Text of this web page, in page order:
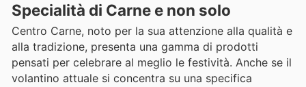
Specialità di Carne e non solo
Centro Carne, noto per la sua attenzione alla qualità e
alla tradizione, presenta una gamma di prodotti
pensati per celebrare al meglio le festività. Anche se il
volantino attuale si concentra su una specifica